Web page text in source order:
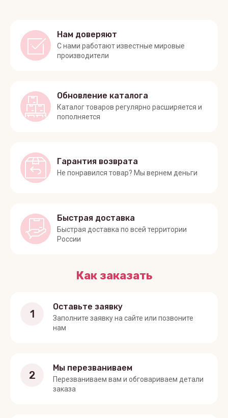
Нам доверяют
С нами работают известные мировые
производители
Обновление каталога
Каталог товаров регулярно расширяется и
пополняется
Гарантия возврата
Не понравился товар? Мы вернем деньги
Быстрая доставка
Быстрая доставка по всей территории
России
Как заказать
1
Оставьте заявку
Заполните заявку на сайте или позвоните
нам
2
Мы перезваниваем
Перезваниваем вам и обговариваем детали
заказа